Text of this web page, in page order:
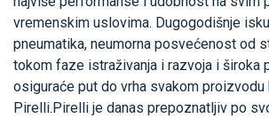
vremenskim uslovima. Dugogodišnje
pneumatika, neumorna posvećenost od
tokom faze istraživanja i razvoja i široka
osiguraće put do vrha svakom proizvodu
Pirelli.Pirelli je danas prepoznatljiv po